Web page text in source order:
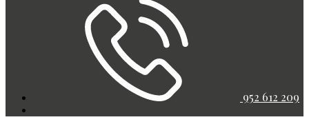
952 612 209